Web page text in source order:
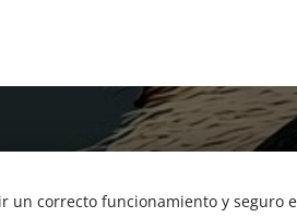
un correcto funcionamiento y seguro